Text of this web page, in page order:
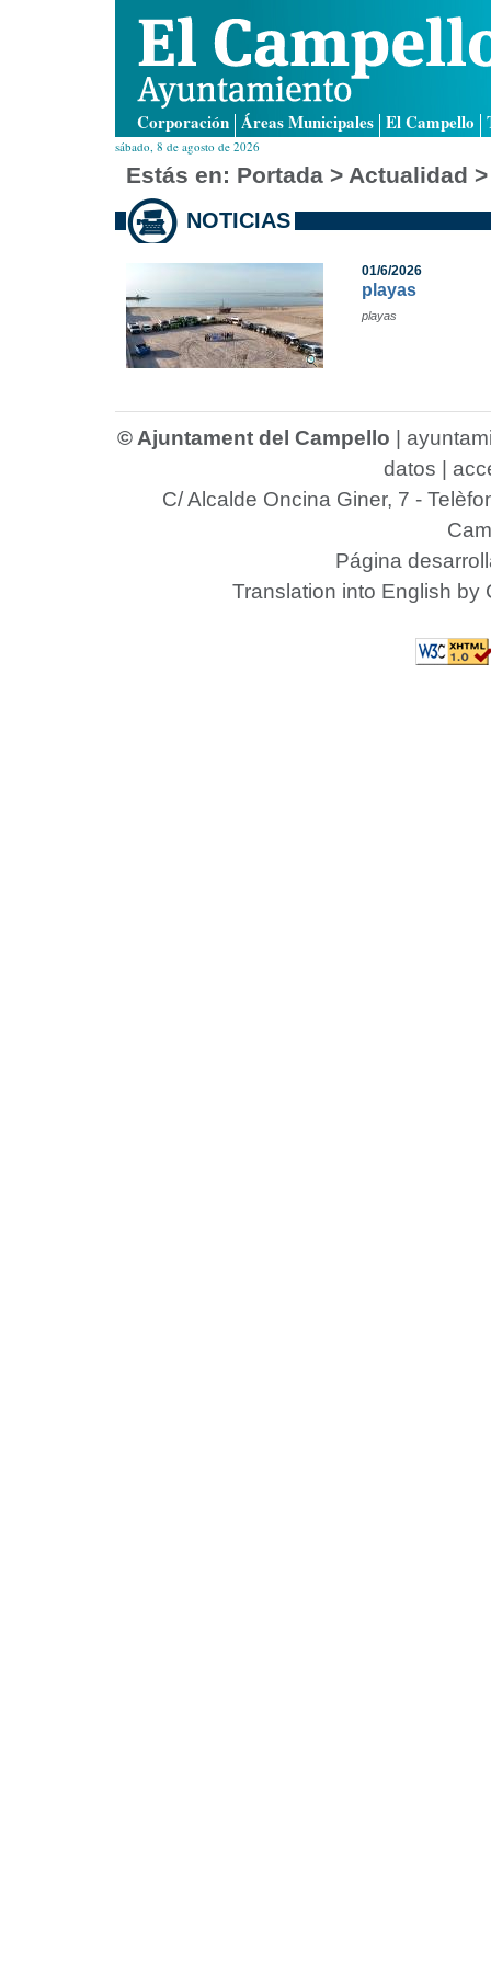
Corporación Áreas Municipales El Campello
sábado, 8 de agosto de 2026
Estás en: Portada > Actualidad
NOTICIAS
01/6/2026
playas
playas
© Ajuntament del Campello
datos
C/ Alcalde Oncina Giner, 7 -
Página
Translation into English by